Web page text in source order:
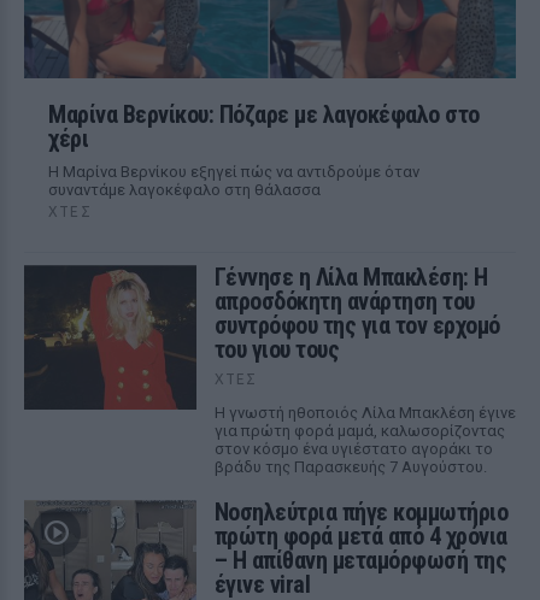
Μαρίνα Βερνίκου: Πόζαρε με λαγοκέφαλο στο
χέρι
Η Μαρίνα Βερνίκου εξηγεί πώς να αντιδρούμε όταν
συναντάμε λαγοκέφαλο στη θάλασσα
ΧΤΕΣ
Γέννησε η Λίλα Μπακλέση: Η
απροσδόκητη ανάρτηση του
συντρόφου της για τον ερχομό
του γιου τους
ΧΤΕΣ
Η γνωστή ηθοποιός Λίλα Μπακλέση έγινε
για πρώτη φορά μαμά, καλωσορίζοντας
στον κόσμο ένα υγιέστατο αγοράκι το
βράδυ της Παρασκευής 7 Αυγούστου.
Νοσηλεύτρια πήγε κομμωτήριο
πρώτη φορά μετά από 4 χρόνια
– Η απίθανη μεταμόρφωσή της
έγινε viral